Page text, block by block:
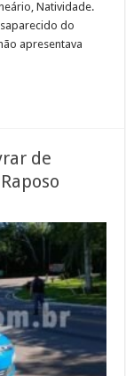
Natividade.
do
apresentava
de